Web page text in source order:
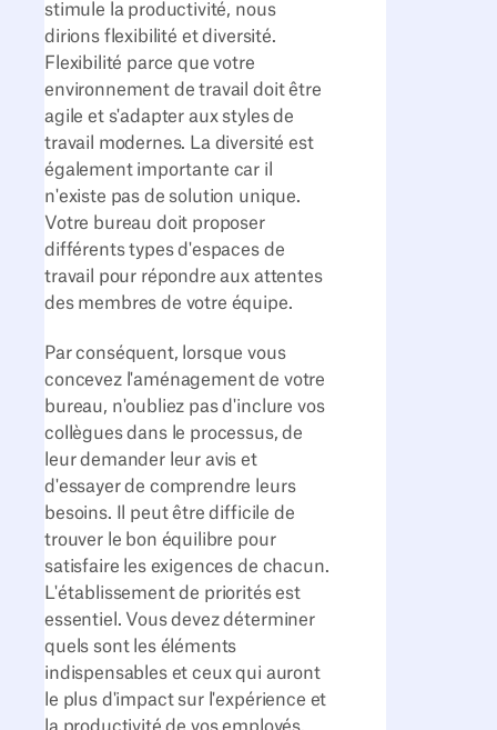
stimule la productivité, nous
dirions flexibilité et diversité.
Flexibilité parce que votre
environnement de travail doit être
agile et s'adapter aux styles de
travail modernes. La diversité est
également importante car il
n'existe pas de solution unique.
Votre bureau doit proposer
différents types d'espaces de
travail pour répondre aux attentes
des membres de votre équipe.
Par conséquent, lorsque vous
concevez l'aménagement de votre
bureau, n'oubliez pas d'inclure vos
collègues dans le processus, de
leur demander leur avis et
d'essayer de comprendre leurs
besoins. Il peut être difficile de
trouver le bon équilibre pour
satisfaire les exigences de chacun.
L'établissement de priorités est
essentiel. Vous devez déterminer
quels sont les éléments
indispensables et ceux qui auront
le plus d'impact sur l'expérience et